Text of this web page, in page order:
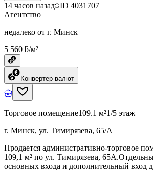
14 часов назад ID 4031707
Агентство
недалеко от г. Минск
5 560 ƃ/м²
Конвертер валют
Торговое помещение109.1 м²1/5 этаж
г. Минск, ул. Тимирязева, 65/А
Продается административно-торговое
109,1 м² по ул. Тимирязева,
основных входа и дополнительный вход